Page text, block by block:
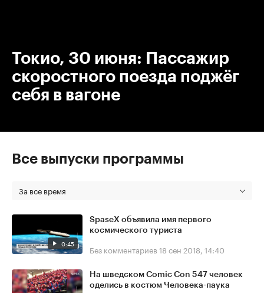
Токио, 30 июня: Пассажир
скоростного поезда поджёг
себя в вагоне
Все выпуски программы
За все время
0:45
SpaseX объявила имя первого
космического туриста
Без комментариев 18 сен 2018, 14:40
На шведском Comic Con 547 человек
оделись в костюм Человека-паука